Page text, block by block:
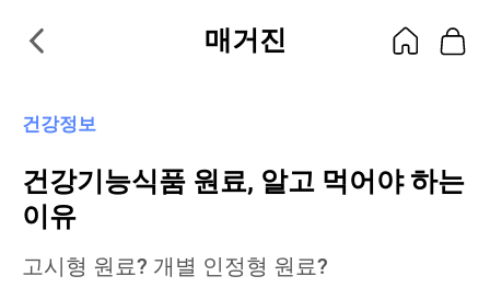
매거진
건강정보
건강기능식품 원료, 알고 먹어야 하는
이유
고시형 원료? 개별 인정형 원료?